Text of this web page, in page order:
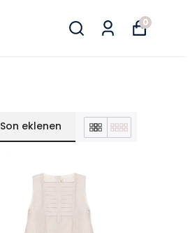
0
Son eklenen